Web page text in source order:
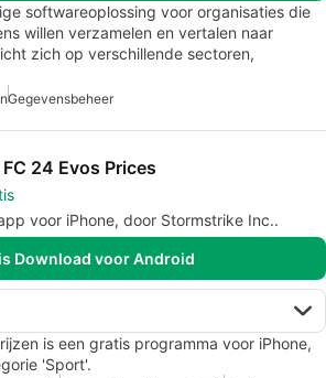
softwareoplossing voor organisaties die
willen verzamelen en vertalen naar
zich op verschillende sectoren,
Gegevensbeheer
FC 24 Evos Prices
voor iPhone, door Stormstrike Inc..
Download voor Android
is een gratis programma voor iPhone,
'Sport'.